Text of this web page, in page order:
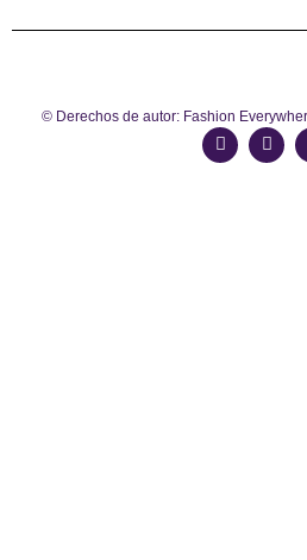
© Derechos de autor: Fashion